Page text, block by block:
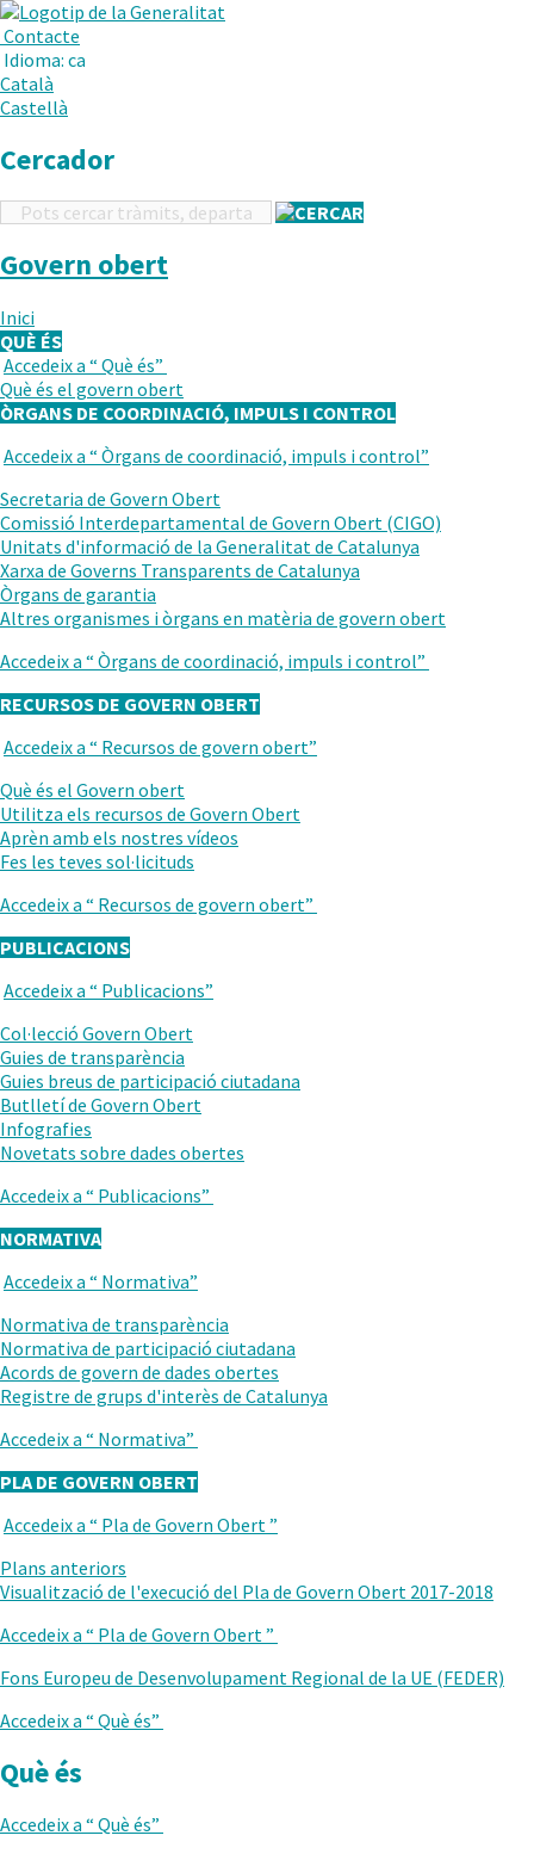
.
Obre
en
una
nova
Menú
Contacte
Idioma: ca
Català
Castellà
Cercador
Govern obert
Inici
QUÈ ÉS
TORNAR
AL
NIVELL
ANTERIOR
Accedeix a “ Què és”
Què és el govern obert
ÒRGANS DE COORDINACIÓ, IMPULS I CONTROL
TORNAR
AL
NIVELL
ANTERIOR
Accedeix a “ Òrgans de coordinació, impuls i control”
Secretaria de Govern Obert
Comissió Interdepartamental de Govern Obert (CIGO)
Unitats d'informació de la Generalitat de Catalunya
Xarxa de Governs Transparents de Catalunya
Òrgans de garantia
Altres organismes i òrgans en matèria de govern obert
Accedeix a “ Òrgans de coordinació, impuls i control”
RECURSOS DE GOVERN OBERT
TORNAR
AL
NIVELL
ANTERIOR
Accedeix a “ Recursos de govern obert”
Què és el Govern obert
Obre
en
una
finestra.
Utilitza els recursos de Govern Obert
Aprèn amb els nostres vídeos
una
Fes les teves sol·licituds
Accedeix a “ Recursos de govern obert”
PUBLICACIONS
TORNAR
AL
NIVELL
ANTERIOR
Accedeix a “ Publicacions”
Col·lecció Govern Obert
Guies de transparència
Guies breus de participació ciutadana
Butlletí de Govern Obert
Infografies
Novetats sobre dades obertes
Accedeix a “ Publicacions”
NORMATIVA
TORNAR
AL
NIVELL
ANTERIOR
Accedeix a “ Normativa”
Normativa de transparència
Normativa de participació ciutadana
Acords de govern de dades obertes
Registre de grups d'interès de Catalunya
Accedeix a “ Normativa”
PLA DE GOVERN OBERT
TORNAR
AL
NIVELL
ANTERIOR
Accedeix a “ Pla de Govern Obert ”
Plans anteriors
Visualització de l'execució del Pla de Govern Obert 2017-2018
Accedeix a “ Pla de Govern Obert ”
Fons Europeu de Desenvolupament Regional de la UE (FEDER)
Accedeix a “ Què és”
Què és
Accedeix a “ Què és”